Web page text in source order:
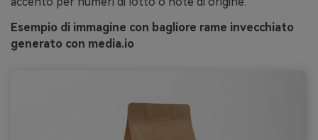
Esempio di immagine con bagliore rame invecchiato
generato con media.io